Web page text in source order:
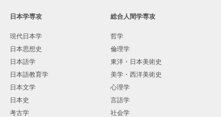
日本学専攻
現代日本学
日本思想史
日本語学
日本語教育学
日本文学
日本史
考古学
総合人間学専攻
哲学
倫理学
東洋・日本美術史
美学・西洋美術史
心理学
言語学
社会学